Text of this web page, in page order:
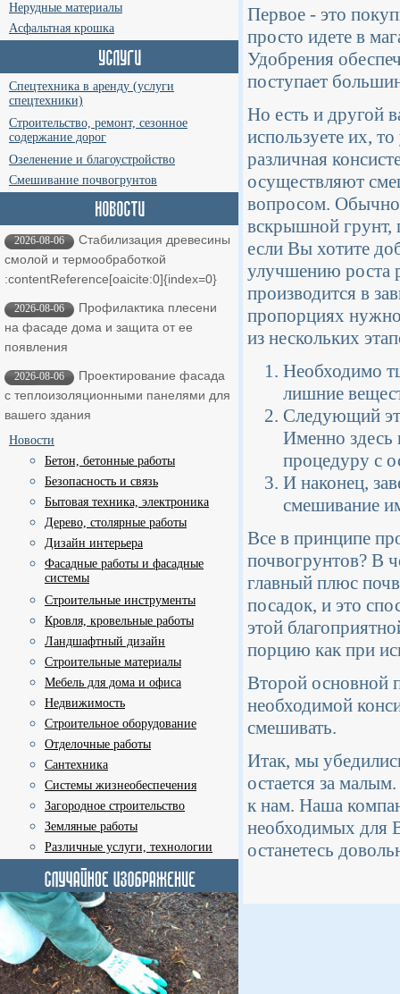
Нерудные материалы
Асфальтная крошка
Спецтехника в аренду (услуги
спецтехники)
Строительство, ремонт, сезонное
содержание дорог
Озеленение и благоустройство
Смешивание почвогрунтов
2026-08-06
Стабилизация древесины
смолой и термообработкой ​
:contentReference[oaicite:0]{index=0}
2026-08-06
Профилактика плесени
на фасаде дома и защита от ее
появления
2026-08-06
Проектирование фасада
с теплоизоляционными панелями для
вашего здания
Новости
Бетон, бетонные работы
Безопасность и связь
Бытовая техника, электроника
Дерево, столярные работы
Дизайн интерьера
Фасадные работы и фасадные
системы
Строительные инструменты
Кровля, кровельные работы
Ландшафтный дизайн
Строительные материалы
Мебель для дома и офиса
Недвижимость
Строительное оборудование
Отделочные работы
Сантехника
Системы жизнеобеспечения
Загородное строительство
Земляные работы
Различные услуги, технологии
Первое - это
просто идете в
Удобрения
поступает
Но есть и другой
используете их,
различная
осуществляют
вопросом. Обычно
вскрышной грунт,
если Вы хотите
улучшению роста
производится в
пропорциях нужно
из нескольких
Необходимо
лишние
Следующий
Именно здесь
процедуру с
И наконец,
смешивание
Все в принципе
почвогрунтов? В
главный плюс
посадок, и это
этой
порцию как при
Второй основной
необходимой
смешивать.
Итак, мы
остается за
к нам. Наша
необходимых для
останетесь